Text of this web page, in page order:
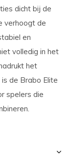
dicht bij de
verhoogt de
en
volledig in het
het
de Brabo Elite
spelers die